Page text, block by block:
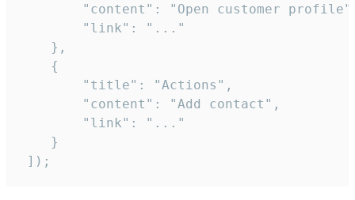
"content": "Open customer
        "link": "..."
    },
    {
        "title": "Actions",
        "content": "Add contact",
        "link": "..."
    }
]);